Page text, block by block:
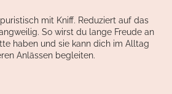
mit Kniff. Reduziert auf das
So wirst du lange Freude an
haben und sie kann dich im Alltag
Anlässen begleiten.